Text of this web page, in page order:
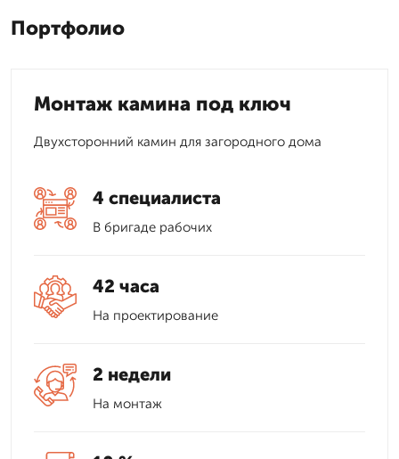
Портфолио
Монтаж камина под ключ
Двухсторонний камин для загородного дома
4 специалиста
В бригаде рабочих
42 часа
На проектирование
2 недели
На монтаж